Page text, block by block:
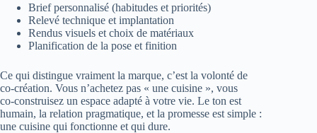
Brief personnalisé (habitudes et priorités)
Relevé technique et implantation
Rendus visuels et choix de matériaux
Planification de la pose et finition
Ce qui distingue vraiment la marque, c’est la volonté de
co‑création. Vous n’achetez pas « une cuisine », vous
co‑construisez un espace adapté à votre vie. Le ton est
humain, la relation pragmatique, et la promesse est simple :
une cuisine qui fonctionne et qui dure.